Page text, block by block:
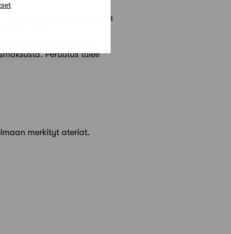
veloitetaan perumiskuluina
50 %
siitä etukäteen tai
Peruutus tulee
merkityt ateriat.